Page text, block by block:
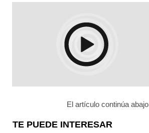
El artículo continúa abajo
TE PUEDE INTERESAR